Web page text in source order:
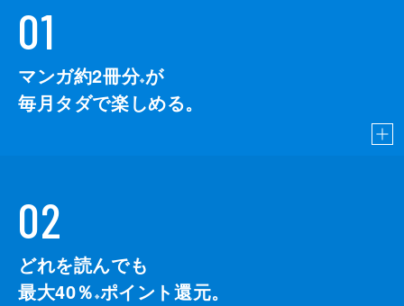
01
マンガ約2冊分※が
毎月タダで楽しめる。
02
どれを読んでも
最大40％ ※ポイント還元。